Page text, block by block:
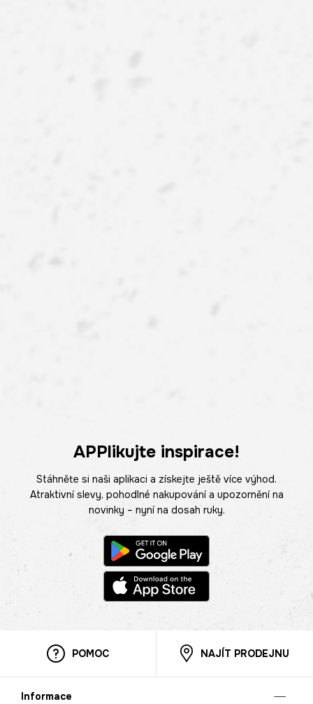
APPlikujte inspirace!
Stáhněte si naši aplikaci a získejte ještě více výhod.
Atraktivní slevy, pohodlné nakupování a upozornění na
novinky – nyní na dosah ruky.
POMOC NAJÍT PRODEJNU
Informace